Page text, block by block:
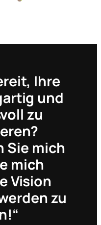
Ihre
und
zu
Sie mich
mich
Vision
zu